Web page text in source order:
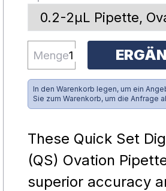
Menge
In den Warenkorb legen, um ein
Sie zum Warenkorb, um die Anfrage
These Quick Set
(QS) Ovation
superior accuracy